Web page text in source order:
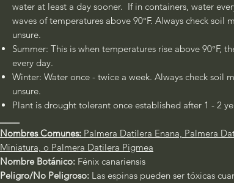
water at least a day sooner. If in containers, water
waves of temperatures above 90°F. Always check soil
unsure.
Summer: This is when temperatures rise above 90°F,
every day.
Winter: Water once - twice a week. Always check soil
unsure.
Plant is drought tolerant once established after 1 - 2
Nombres Comunes: Palmera Datilera Enana, Palmera
Miniatura, o Palmera Datilera Pigmea
Nombre Botánico: Fénix canariensis
Peligro/No Peligroso: Las espinas pueden ser tóxicas